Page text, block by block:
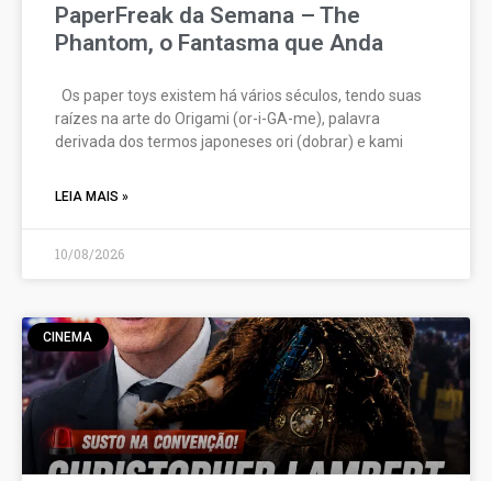
PaperFreak da Semana – The
Phantom, o Fantasma que Anda
Os paper toys existem há vários séculos, tendo suas
raízes na arte do Origami (or-i-GA-me), palavra
derivada dos termos japoneses ori (dobrar) e kami
LEIA MAIS »
10/08/2026
CINEMA